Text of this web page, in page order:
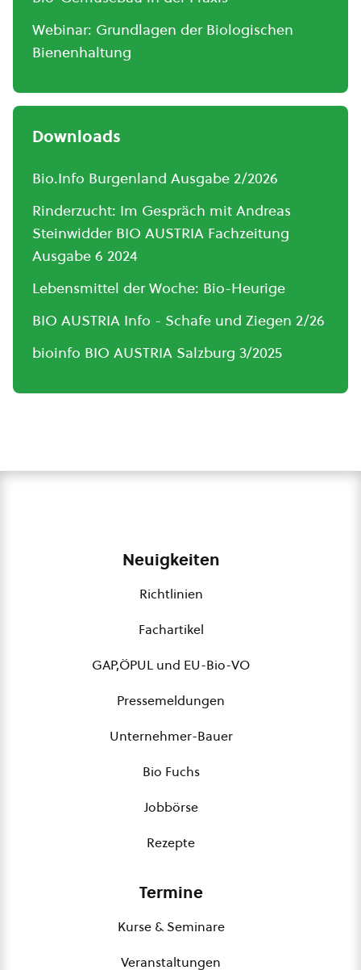
Webinar: Grundlagen der Biologischen
Bienenhaltung
Downloads
Bio.Info Burgenland Ausgabe 2/2026
Rinderzucht: Im Gespräch mit Andreas
Steinwidder BIO AUSTRIA Fachzeitung
Ausgabe 6 2024
Lebensmittel der Woche: Bio-Heurige
BIO AUSTRIA Info - Schafe und Ziegen 2/26
bioinfo BIO AUSTRIA Salzburg 3/2025
Neuigkeiten
Richtlinien
Fachartikel
GAP,ÖPUL und EU-Bio-VO
Pressemeldungen
Unternehmer-Bauer
Bio Fuchs
Jobbörse
Rezepte
Termine
Kurse & Seminare
Veranstaltungen